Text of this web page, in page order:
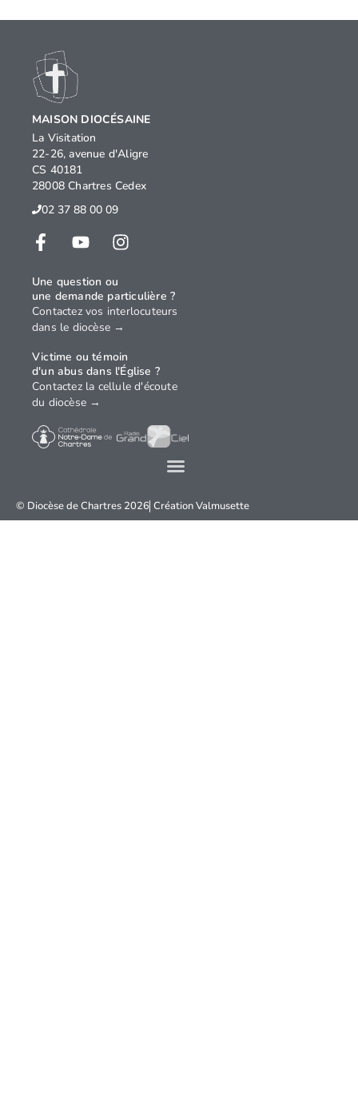
© Diocèse de Chartres 2026 CréationValmusette
MAISON DIOCÉSAINE
La Visitation
22-26, avenue d'Aligre
CS 40181
28008 Chartres Cedex
02 37 88 00 09
Une question ou
une demande particulière ?
Contactez vos interlocuteurs
dans le diocèse →
Victime ou témoin
d'un abus dans l'Église ?
Contactez la cellule d'écoute
du diocèse →